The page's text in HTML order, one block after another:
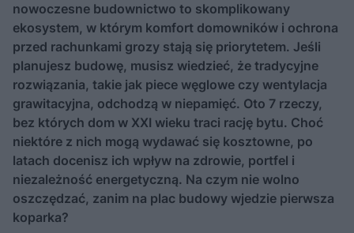
nowoczesne budownictwo to skomplikowany
ekosystem, w którym komfort domowników i ochrona
przed rachunkami grozy stają się priorytetem. Jeśli
planujesz budowę, musisz wiedzieć, że tradycyjne
rozwiązania, takie jak piece węglowe czy wentylacja
grawitacyjna, odchodzą w niepamięć. Oto 7 rzeczy,
bez których dom w XXI wieku traci rację bytu. Choć
niektóre z nich mogą wydawać się kosztowne, po
latach docenisz ich wpływ na zdrowie, portfel i
niezależność energetyczną. Na czym nie wolno
oszczędzać, zanim na plac budowy wjedzie pierwsza
koparka?